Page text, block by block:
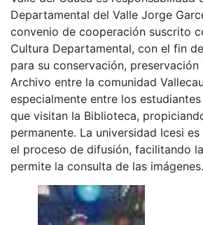
Descripción
El Archivo del Patrimonio
Valle del Cauca es responsabilidad
Departamental del Valle Jorge
convenio de cooperación suscrito
Cultura Departamental, con el fin
para su conservación,
Archivo entre la comunidad
especialmente entre los estudiantes
que visitan la Biblioteca,
permanente. La universidad Icesi
el proceso de difusión, facilitando
permite la consulta de las imágenes.